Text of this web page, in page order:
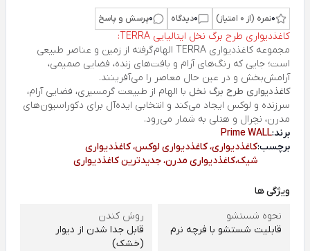
0نمره (از 0 امتیاز) 0دیدگاه 0پرسش و پاسخ
کاغذدیواری طرح برگ نخل ایتالیایی TERRA:
مجموعه کاغذدیواری TERRA الهام‌گرفته از زمین و عناصر طبیعی
است؛ جایی که رنگ‌های آرام و بافت‌های زنده، فضایی صمیمی،
آرامش‌بخش و در عین حال معاصر را می‌آفرینند.
کاغذدیواری طرح برگ نخل با الهام از طبیعت گرمسیری، فضایی آرام،
سرزنده و لوکس ایجاد می‌کند و انتخابی ایده‌آل برای دکوراسیون‌های
مدرن، نچرال و هتلی به شمار می‌رود.
برند:Prime WALL
برچسب:کاغذدیواری، کاغذدیواری لوکس، کاغذدیواری
شیک،کاغذدیواری مدرن، جدیدترین کاغذدیواری
ویژگی ها
نحوه شستشو
قابلیت شستشو با فرچه نرم
روش کندن
قابل جدا شدن از دیوار
(خشک)